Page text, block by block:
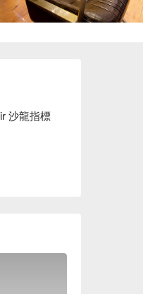
沙龍指標
機、低